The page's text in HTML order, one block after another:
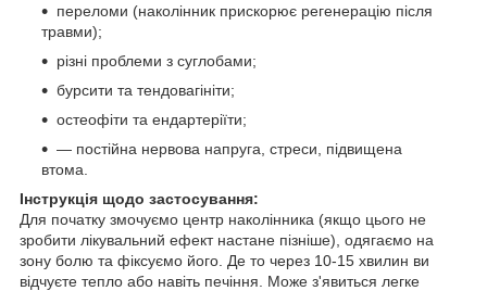
переломи (наколінник прискорює регенерацію після
травми);
різні проблеми з суглобами;
бурсити та тендовагініти;
остеофіти та ендартеріїти;
— постійна нервова напруга, стреси, підвищена
втома.
Інструкція щодо застосування:
Для початку змочуємо центр наколінника (якщо цього не
зробити лікувальний ефект настане пізніше), одягаємо на
зону болю та фіксуємо його. Де то через 10-15 хвилин ви
відчуєте тепло або навіть печіння. Може з'явиться легке